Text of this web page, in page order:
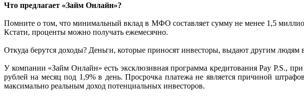
Что предлагает «Займ Онлайн»?
Помните о том, что минимальный вклад в МФО составляет сумму не менее 1,5
Кстати, проценты можно получать ежемесячно.
Откуда берутся доходы? Деньги, которые приносят инвесторы, выдают другим
У компании «Займ Онлайн» есть эксклюзивная программа кредитования Pay P.S.,
рублей на месяц под 1,9% в день. Просрочка платежа не является причиной
максимально реальным доход потенциальных инвесторов.